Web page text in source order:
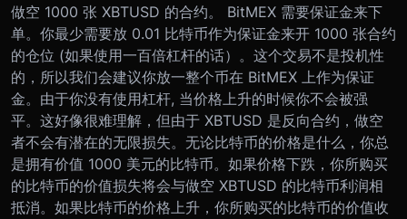
做空 1000 张 XBTUSD 的合约。 BitMEX 需要保证金来下
单。你最少需要放 0.01 比特币作为保证金来开 1000 张合约
的仓位 (如果使用一百倍杠杆的话）。这个交易不是投机性
的，所以我们会建议你放一整个币在 BitMEX 上作为保证
金。由于你没有使用杠杆, 当价格上升的时候你不会被强
平。这好像很难理解，但由于 XBTUSD 是反向合约，做空
者不会有潜在的无限损失。 无论比特币的价格是什么，你总
是拥有价值 1000 美元的比特币。如果价格下跌，你所购买
的比特币的价值损失将会与做空 XBTUSD 的比特币利润相
抵消。如果比特币的价格上升，你所购买的比特币的价值收